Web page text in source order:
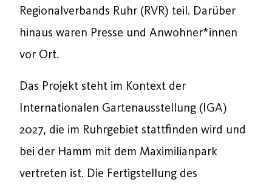
Regionalverbands Ruhr (RVR) teil. Darüber
hinaus waren Presse und Anwohner*innen
vor Ort.
Das Projekt steht im Kontext der
Internationalen Gartenausstellung (IGA)
2027, die im Ruhrgebiet stattfinden wird und
bei der Hamm mit dem Maximilianpark
vertreten ist. Die Fertigstellung des